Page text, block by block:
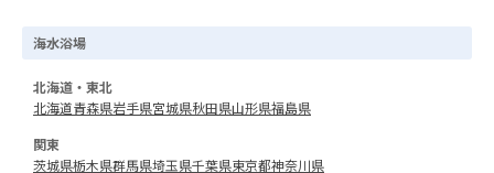
海水浴場
北海道・東北
北海道青森県岩手県宮城県秋田県山形県福島県
関東
茨城県栃木県群馬県埼玉県千葉県東京都神奈川県